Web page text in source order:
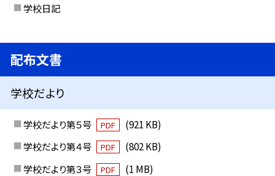
学校日記
配布文書
学校だより
学校だより第５号 PDF
(921 KB)
学校だより第４号
PDF
(802 KB)
学校だより第３号
PDF (1 MB)